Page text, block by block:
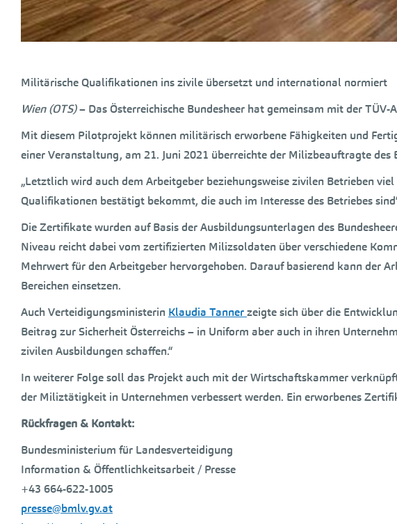
Militärische Qualifikationen ins zivile übersetzt und international normiert
Wien (OTS)– Das Österreichische Bundesheer hat gemeinsam mit der
Mit diesem Pilotprojekt können militärisch erworbene Fähigkeiten und
einer Veranstaltung, am 21. Juni 2021 überreichte der Milizbeauftragte des
„Letztlich wird auch dem Arbeitgeber beziehungsweise zivilen Betrieben
Qualifikationen bestätigt bekommt, die auch im Interesse des Betriebes
Die Zertifikate wurden auf Basis der Ausbildungsunterlagen des
Niveau reicht dabei vom zertifizierten Milizsoldaten über verschiedene
Mehrwert für den Arbeitgeber hervorgehoben. Darauf basierend kann der
Bereichen einsetzen.
Auch Verteidigungsministerin Klaudia Tannerzeigte sich über die
Beitrag zur Sicherheit Österreichs – in Uniform aber auch in ihren
zivilen Ausbildungen schaffen.“
In weiterer Folge soll das Projekt auch mit der Wirtschaftskammer
der Miliztätigkeit in Unternehmen verbessert werden. Ein erworbenes
Rückfragen & Kontakt:
Bundesministerium für Landesverteidigung
Information & Öffentlichkeitsarbeit / Presse
+43 664-622-1005
presse@bmlv.gv.at